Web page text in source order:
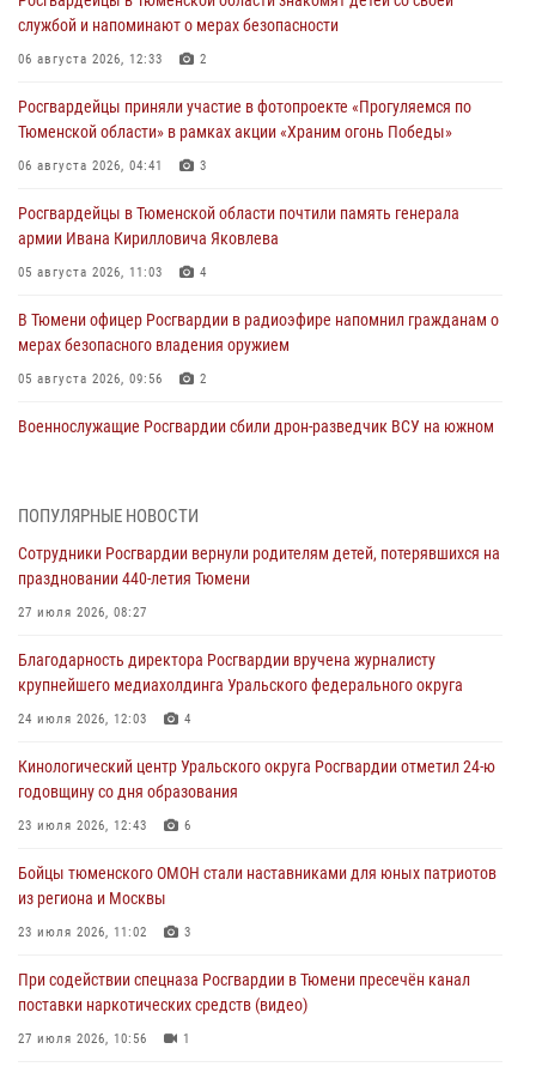
службой и напоминают о мерах безопасности
06 августа 2026, 12:33 2
Росгвардейцы приняли участие в фотопроекте «Прогуляемся по
Тюменской области» в рамках акции «Храним огонь Победы»
06 августа 2026, 04:41 3
Росгвардейцы в Тюменской области почтили память генерала
армии Ивана Кирилловича Яковлева
05 августа 2026, 11:03 4
В Тюмени офицер Росгвардии в радиоэфире напомнил гражданам о
мерах безопасного владения оружием
05 августа 2026, 09:56 2
Военнослужащие Росгвардии сбили дрон-разведчик ВСУ на южном
масштабных спортивных событий на Урале
05 августа 2026, 05:22
виновника ДТП
05 августа 2026, 05:15
труженицу тыла из Тюмени
04 августа 2026, 11:07
условиях в Тюменской области (видео)
04 августа 2026, 06:28
ПОПУЛЯРНЫЕ НОВОСТИ
Сотрудники Росгвардии вернули родителям детей, потерявшихся на
праздновании 440-летия Тюмени
27 июля 2026, 08:27
Благодарность директора Росгвардии вручена журналисту
крупнейшего медиахолдинга Уральского федерального округа
24 июля 2026, 12:03 4
Кинологический центр Уральского округа Росгвардии отметил 24-ю
годовщину со дня образования
23 июля 2026, 12:43 6
Бойцы тюменского ОМОН стали наставниками для юных патриотов
из региона и Москвы
23 июля 2026, 11:02 3
При содействии спецназа Росгвардии в Тюмени пресечён канал
поставки наркотических средств (видео)
27 июля 2026, 10:56 1